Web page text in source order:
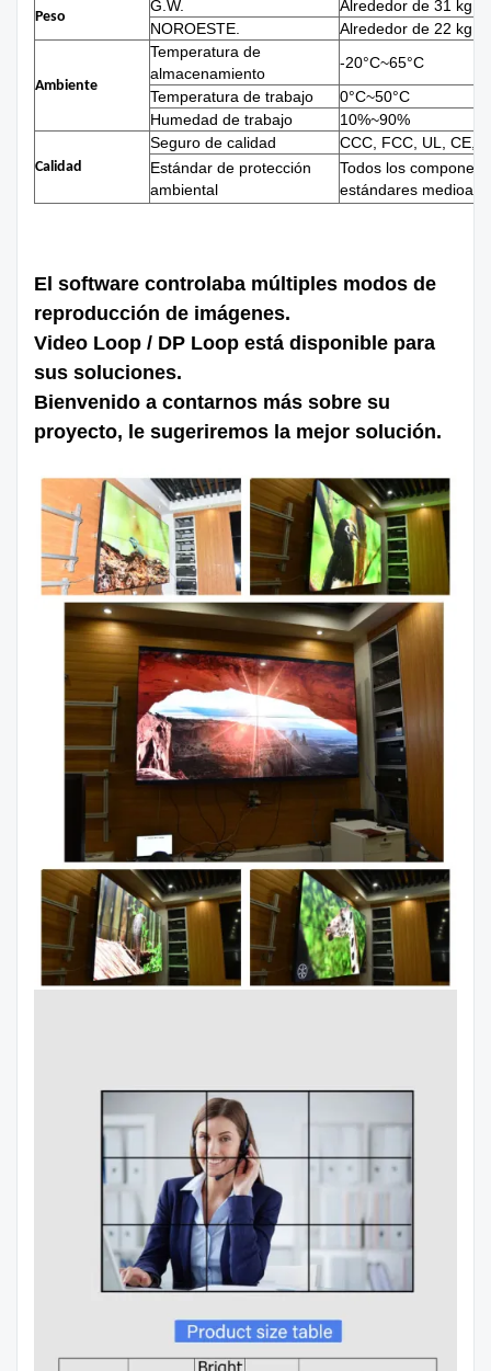
Peso
G.W.
Alrededor de 31 kg.
NOROESTE.
Alrededor de 22 kg.
Ambiente
Temperatura de
almacenamiento
-20°C~65°C
Temperatura de trabajo
0°C~50°C
Humedad de trabajo
10%~90%
Calidad
Seguro de calidad
CCC, FCC, UL, CE,
Estándar de protección
ambiental
Todos los
estándares
El software controlaba múltiples modos de
reproducción de imágenes.
Video Loop / DP Loop está disponible para
sus soluciones.
Bienvenido a contarnos más sobre su
proyecto, le sugeriremos la mejor solución.